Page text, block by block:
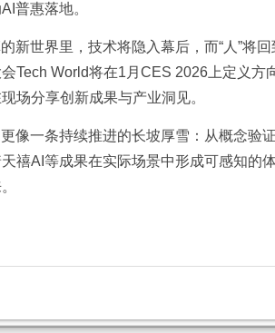
普惠落地。
新世界里，技术将隐入幕后，而“人”将
Tech World将在1月CES 2026上定义
场分享创新成果与产业洞见。
像一条持续推进的长坡厚雪：从概念验
禧AI等成果在实际场景中形成可感知的